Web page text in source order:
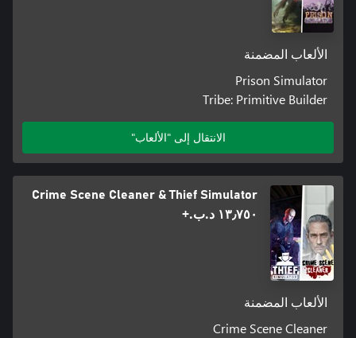
الألعاب المضمنة
Prison Simulator
Tribe: Primitive Builder
الانتقال إلى "الألعاب"
Crime Scene Cleaner & Thief Simulator
١٣٫٧٥٠ د.ب.‏+
الألعاب المضمنة
Crime Scene Cleaner